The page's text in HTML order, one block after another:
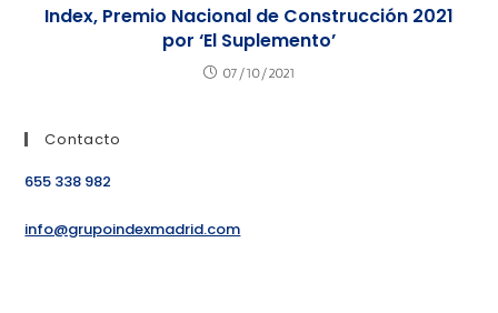
Index, Premio Nacional de Construcción 2021
por ‘El Suplemento’
07/10/2021
Contacto
655 338 982
info@grupoindexmadrid.com